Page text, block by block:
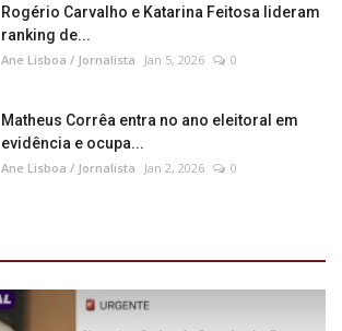
Rogério Carvalho e Katarina Feitosa lideram
ranking de...
Ane Lisboa / Jornalista Jan 5, 2026 0
Matheus Corrêa entra no ano eleitoral em
evidência e ocupa...
Ane Lisboa / Jornalista Jan 2, 2026 0